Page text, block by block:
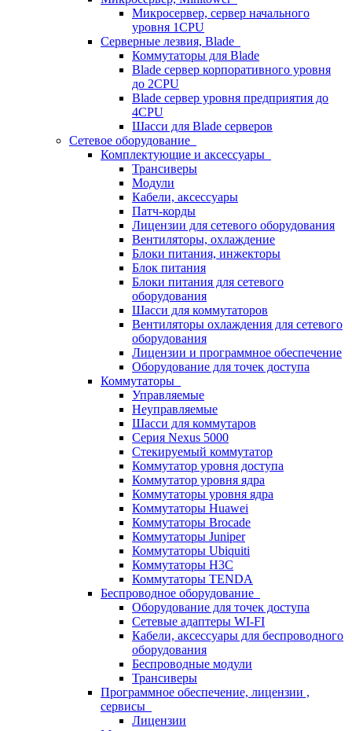
Микросервер, сервер начального
уровня 1CPU
Серверные лезвия, Blade
Коммутаторы для Blade
Blade сервер корпоративного уровня
до 2CPU
Blade сервер уровня предприятия до
4CPU
Шасси для Blade серверов
Сетевое оборудование
Комплектующие и аксессуары
Трансиверы
Модули
Кабели, аксессуары
Патч-корды
Лицензии для сетевого оборудования
Вентиляторы, охлаждение
Блоки питания, инжекторы
Блок питания
Блоки питания для сетевого
оборудования
Шасси для коммутаторов
Вентиляторы охлаждения для сетевого
оборудования
Лицензии и программное обеспечение
Оборудование для точек доступа
Коммутаторы
Управляемые
Неуправляемые
Шасси для коммутаров
Серия Nexus 5000
Стекируемый коммутатор
Коммутатор уровня доступа
Коммутатор уровня ядра
Коммутаторы уровня ядра
Коммутаторы Huawei
Коммутаторы Brocade
Коммутаторы Juniper
Коммутаторы Ubiquiti
Коммутаторы H3C
Коммутаторы TENDA
Беспроводное оборудование
Оборудование для точек доступа
Сетевые адаптеры WI-FI
Кабели, аксессуары для беспроводного
оборудования
Беспроводные модули
Трансиверы
Программное обеспечение, лицензии ,
сервисы
Лицензии